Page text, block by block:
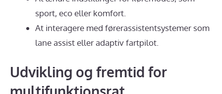
sport, eco eller komfort.
At interagere med førerassistentsystemer som
lane assist eller adaptiv fartpilot.
Udvikling og fremtid for